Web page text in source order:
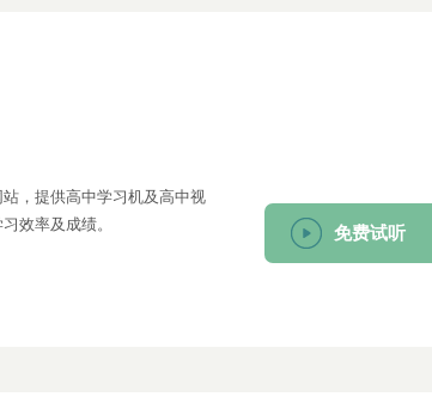
，提供高中学习机及高中视
效率及成绩。
免费试听